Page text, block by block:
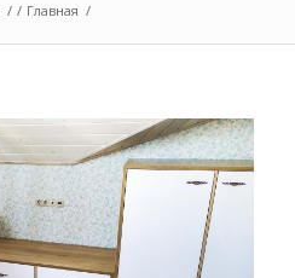
/ / Главная /